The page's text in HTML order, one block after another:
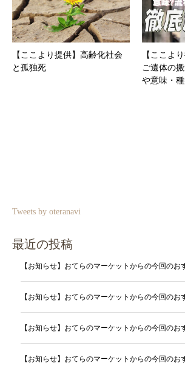
【ここより提供】高齢化社会
と孤独死
【ここよ
ご遺体の
や意味・
Tweets by oteranavi
最近の投稿
【お知らせ】おてらのマーケットからの今回のお
【お知らせ】おてらのマーケットからの今回のお
【お知らせ】おてらのマーケットからの今回のお
【お知らせ】おてらのマーケットからの今回のお